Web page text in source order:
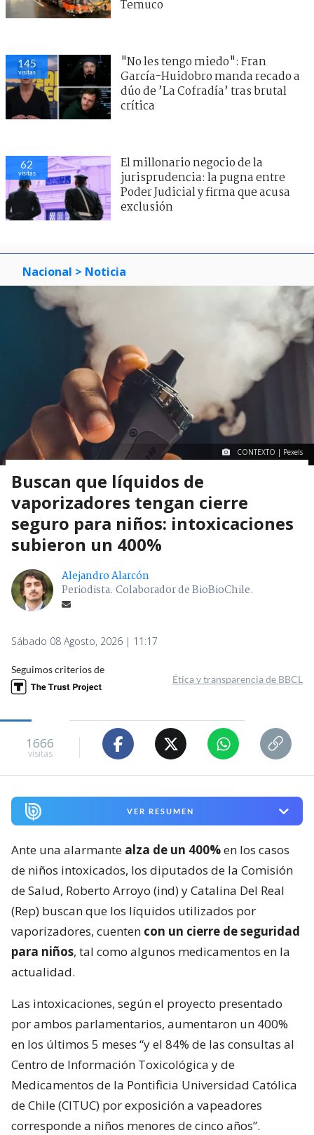
Temuco
145
visitas
"No les tengo miedo": Fran
García-Huidobro manda recado a
dúo de ’La Cofradía’ tras brutal
crítica
62
visitas
El millonario negocio de la
jurisprudencia: la pugna entre
Poder Judicial y firma que acusa
exclusión
Nacional > Noticia
CONTEXTO | Pexels
Buscan que líquidos de
vaporizadores tengan cierre
seguro para niños: intoxicaciones
subieron un 400%
Alejandro Alarcón
Periodista. Colaborador de BioBioChile.
Sábado 08 Agosto, 2026 | 11:17
Seguimos criterios de
Ética y transparencia de BBCL
1666
visitas
VER RESUMEN
Ante una alarmante alza de un 400%en los casos
de niños intoxicados, los diputados de la Comisión
de Salud, Roberto Arroyo (ind) y Catalina Del Real
(Rep) buscan que los líquidos utilizados por
vaporizadores, cuenten con un cierre de seguridad
para niños, tal como algunos medicamentos en la
actualidad.
Las intoxicaciones, según el proyecto presentado
por ambos parlamentarios, aumentaron un 400%
en los últimos 5 meses “y el 84% de las consultas al
Centro de Información Toxicológica y de
Medicamentos de la Pontificia Universidad Católica
de Chile (CITUC) por exposición a vapeadores
corresponde a niños menores de cinco años”.